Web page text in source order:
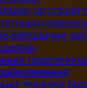
загальної
методичне
технічна